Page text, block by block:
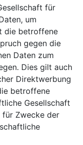
für
um
die betroffene
gegen die
Daten zum
Dies gilt auch
Direktwerbung
betroffene
Gesellschaft
für Zwecke der